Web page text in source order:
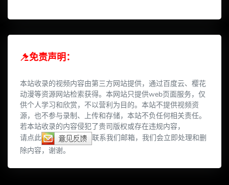
免责声明：
本站收录的视频内容由第三方网站提供，通过百度云、樱花
动漫等资源网站检索获得。本网站只提供web页面服务，仅
供个人学习和欣赏，不以营利为目的。本站不提供视频资
源，也不参与录制、上传和存储，本站不负任何相关责任。
若本站收录的内容侵犯了贵司版权或存在违规内容，
请点此
联系我们邮箱，我们会立即处理和删
除内容，谢谢。